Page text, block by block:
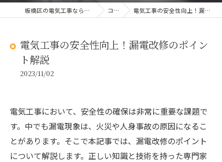
板橋区の電気工事なら株式会社ラプチャー コラム 電気工事の安全性向上！漏電改修のポイント解説
電気工事の安全性向上！漏電改修のポイン
ト解説
2023/11/02
電気工事において、安全性の確保は非常に重要な課題で
す。中でも漏電現象は、火災や人身事故の原因になるこ
とがあります。そこで本記事では、漏電改修のポイント
について解説します。正しい知識と技術を持った専門家